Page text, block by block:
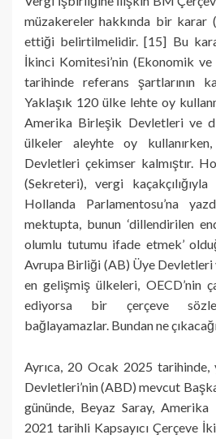
müzakereler hakkında bir karar
ettiği belirtilmelidir. [15] Bu
İkinci Komitesi’nin (Ekonomik
tarihinde referans şartlarının
Yaklaşık 120 ülke lehte oy
Amerika Birleşik Devletleri ve
ülkeler aleyhte oy
Devletleri çekimser kalmıştır.
(Sekreteri), vergi
Hollanda Parlamentosu’na
mektupta, bunun ‘dillendirilen
olumlu tutumu ifade etmek’
Avrupa Birliği (AB) Üye Devletleri
en gelişmiş ülkeleri, OECD’nin
ediyorsa bir çerçeve
bağlayamazlar. Bundan ne
Ayrıca, 20 Ocak 2025
Devletleri’nin (ABD) mevcut
gününde, Beyaz Saray,
2021 tarihli Kapsayıcı Çerçeve